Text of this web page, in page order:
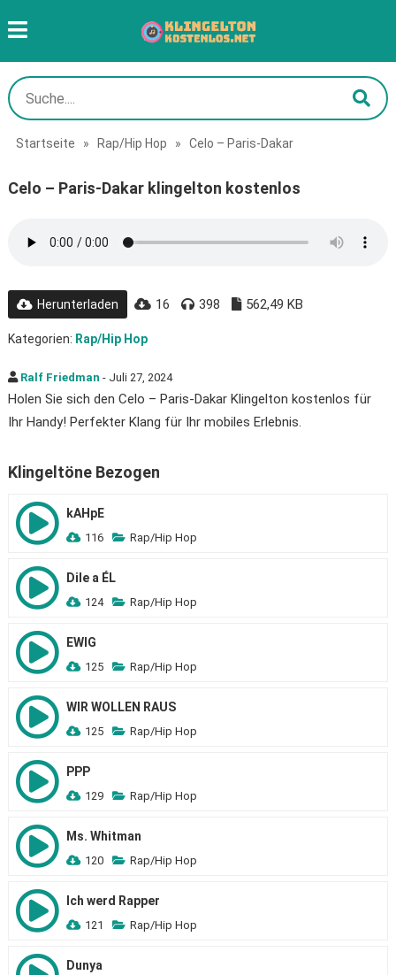
Startseite » Rap/Hip Hop » Celo – Paris-Dakar
Celo – Paris-Dakar klingelton kostenlos
Herunterladen 16 398 562,49 KB
Kategorien: Rap/Hip Hop
Ralf Friedman - Juli 27, 2024
Holen Sie sich den Celo – Paris-Dakar Klingelton kostenlos für
Ihr Handy! Perfekter Klang für Ihr mobiles Erlebnis.
Klingeltöne Bezogen
kAHpE
116 Rap/Hip Hop
Dile a ÉL
124 Rap/Hip Hop
EWIG
125 Rap/Hip Hop
WIR WOLLEN RAUS
125 Rap/Hip Hop
PPP
129 Rap/Hip Hop
Ms. Whitman
120 Rap/Hip Hop
Ich werd Rapper
121 Rap/Hip Hop
Dunya